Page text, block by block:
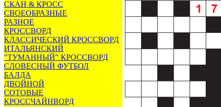
СКАН & КРОСС
СВОЕОБРАЗНЫЕ
РАЗНОЕ
КРОССВОРД
КЛАССИЧЕСКИЙ КРОССВОРД
ИТАЛЬЯНСКИЙ
"ТУМАННЫЙ" КРОССВОРД
СЛОВЕСНЫЙ ФУТБОЛ
БАЛДА
ДВОЙНОЙ
СОТОВЫЕ
КРОССЧАЙНВОРД